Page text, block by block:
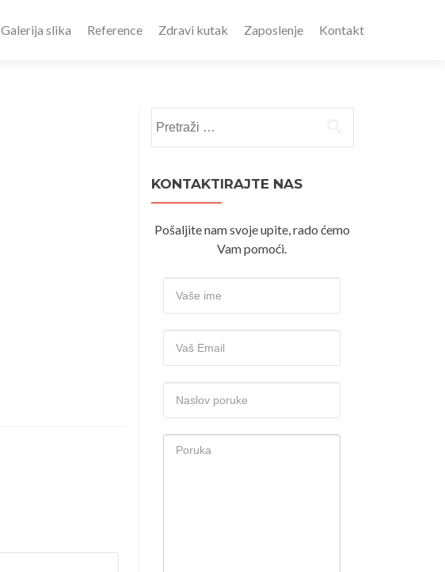
Galerija slika Reference Zdravi kutak Zaposlenje Kontakt
KONTAKTIRAJTE NAS
Pošaljite nam svoje upite, rado ćemo
Vam pomoći.